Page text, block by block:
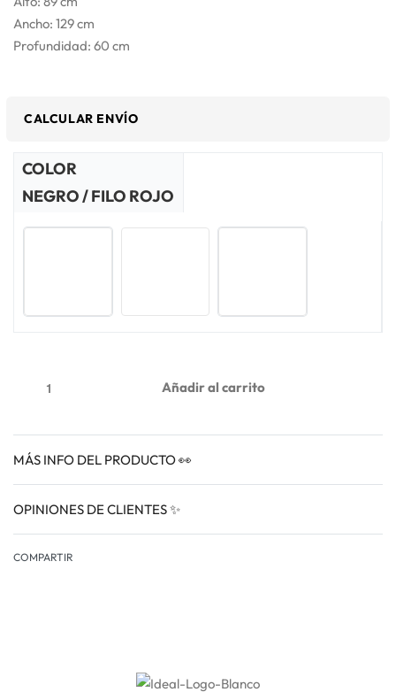
Ancho: 129 cm
Profundidad: 60 cm
CALCULAR ENVÍO
COLOR
NEGRO / FILO ROJO
Añadir al carrito
MÁS INFO DEL PRODUCTO 👀
OPINIONES DE CLIENTES ✨
COMPARTIR